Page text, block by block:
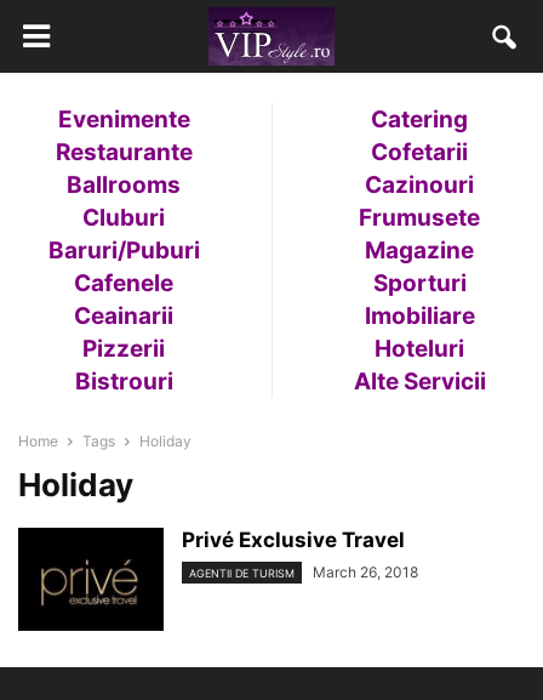
Evenimente
Restaurante
Ballrooms
Cluburi
Baruri/Puburi
Cafenele
Ceainarii
Pizzerii
Bistrouri
Catering
Cofetarii
Cazinouri
Frumusete
Magazine
Sporturi
Imobiliare
Hoteluri
Alte Servicii
Home Tags Holiday
Holiday
Privé Exclusive Travel
AGENTII DE TURISM March 26, 2018